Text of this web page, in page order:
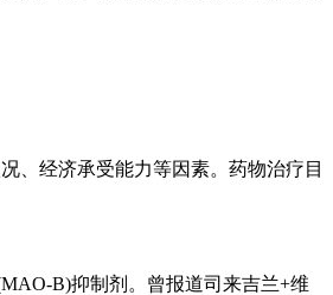
、经济承受能力等因素。药物治疗目
B)抑制剂。曾报道司来吉兰+维